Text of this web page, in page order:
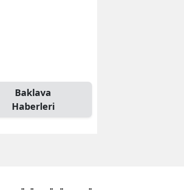
Çanakkale
Çankırı
Baklava
Haberleri